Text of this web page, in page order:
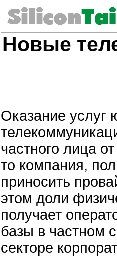
Новые
Оказание услуг
частного лица
то компания,
приносить
этом доли
получает
базы в частном
секторе